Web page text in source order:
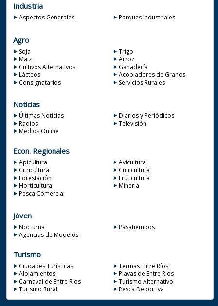
Industria
Aspectos Generales Parques Industriales
Agro
Soja
Trigo
Maiz
Arroz
Cultivos Alternativos
Ganadería
Lácteos
Acopiadores de Granos
Consignatarios
Servicios Rurales
Noticias
Últimas Noticias
Diarios y Periódicos
Radios
Televisión
Medios Online
Econ. Regionales
Apicultura
Avicultura
Citricultura
Cunicultura
Forestación
Fruticultura
Horticultura
Minería
Pesca Comercial
Jóven
Nocturna
Pasatiempos
Agencias de Modelos
Turismo
Ciudades Turísticas
Termas Entre Ríos
Alojamientos
Playas de Entre Ríos
Carnaval de Entre Ríos
Turismo Alternativo
Turismo Rural
Pesca Deportiva